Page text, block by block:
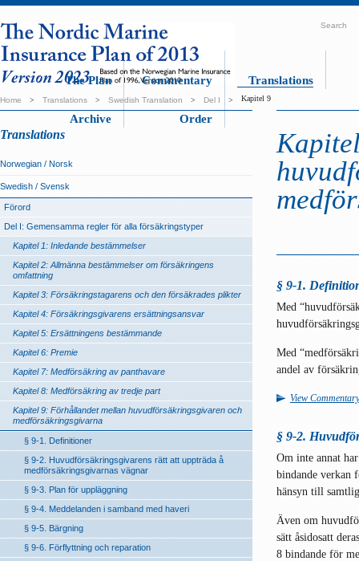
The Plan Commentary Translations
Archive Order
Search
Home > Translations > Swedish Translation > Del I > Kapitel 9
Translations
Norwegian / Norsk
Swedish / Svensk
Förord
Del I: Gemensamma regler för alla försäkringstyper
Kapitel 1: Inledande bestämmelser
Kapitel 2: Allmänna bestämmelser om försäkringens
omfattning
Kapitel 3: Försäkringstagarens och den försäkrades plikter
Kapitel 4: Försäkringsgivarens ersättningsansvar
Kapitel 5: Ersättningens bestämmande
Kapitel 6: Premie
Kapitel 7: Medförsäkring av panthavare
Kapitel 8: Medförsäkring av tredje part
Kapitel 9: Förhållandet mellan huvudförsäkringsgivaren och
medförsäkringsgivarna
§ 9-1. Definitioner
§ 9-2. Huvudförsäkringsgivarens rätt att uppträda å
medförsäkringsgivarnas vägnar
§ 9-3. Plan för uppläggning
§ 9-4. Meddelanden i samband med haveri
§ 9-5. Bärgning
§ 9-6. Förflyttning och reparation
§ 9-1.
Med
Med
andel av
View Commentary
§ 9-2.
Om inte annat
bindande verkan
hänsyn till
Även om
sätt åsidosatt
8 bindande för